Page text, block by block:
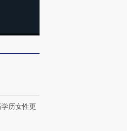
印
教
机”？难民潮撕裂西班牙
种
CFO：不靠规模取胜，华
历女性更